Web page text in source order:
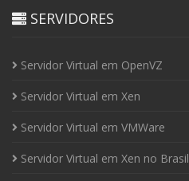
SERVIDORES
Servidor Virtual em OpenVZ
Servidor Virtual em Xen
Servidor Virtual em VMWare
Servidor Virtual em Xen no Brasil